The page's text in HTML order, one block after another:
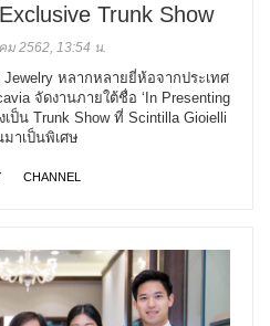
Trunk Show
2562, 13:54 น.
Jewelry หลากหลายยี่ห้อจากประเทศ
จัดงานภายใต้ชื่อ ‘In Presenting
เป็น Trunk Show ที่ Scintilla Gioielli
าเป็นพิเศษ
CHANNEL